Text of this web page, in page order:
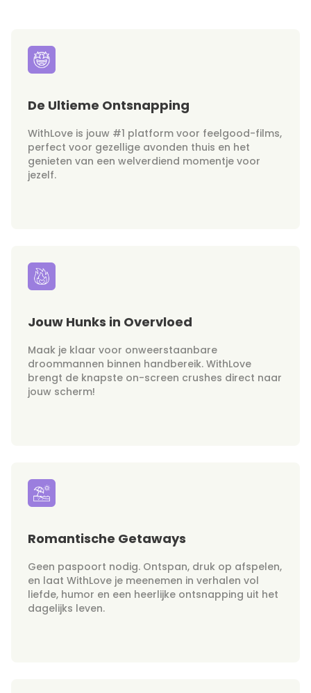
De Ultieme Ontsnapping
WithLove is jouw #1 platform voor feelgood-films,
perfect voor gezellige avonden thuis en het
genieten van een welverdiend momentje voor
jezelf.
Jouw Hunks in Overvloed
Maak je klaar voor onweerstaanbare
droommannen binnen handbereik. WithLove
brengt de knapste on-screen crushes direct naar
jouw scherm!
Romantische Getaways
Geen paspoort nodig. Ontspan, druk op afspelen,
en laat WithLove je meenemen in verhalen vol
liefde, humor en een heerlijke ontsnapping uit het
dagelijks leven.